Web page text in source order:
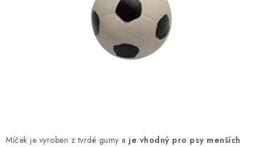
HODNOCENÍ OBCHODU
Míček je vyroben z tvrdé gumy a je vhodný pro psy menších